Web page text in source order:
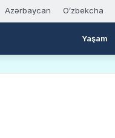
Azərbaycan Oʻzbekcha
Yaşam